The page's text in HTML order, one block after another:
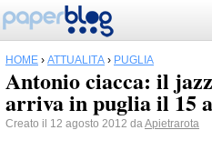
HOME › ATTUALITÀ › PUGLIA
Antonio ciacca: il
arriva in puglia il 15
Creato il 12 agosto 2012 daApietrarota